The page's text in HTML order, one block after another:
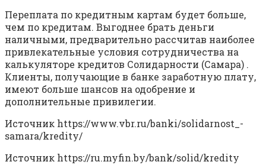
Переплата по кредитным картам будет больше,
чем по кредитам. Выгоднее брать деньги
наличными, предварительно рассчитав наиболее
привлекательные условия сотрудничества на
калькуляторе кредитов Солидарности (Самара) .
Клиенты, получающие в банке заработную плату,
имеют больше шансов на одобрение и
дополнительные привилегии.
Источник https://www.vbr.ru/banki/solidarnost_-
samara/kredity/
Источник https://ru.myfin.by/bank/solid/kredity